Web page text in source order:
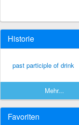
Historie
past participle of drink
Mehr...
Favoriten